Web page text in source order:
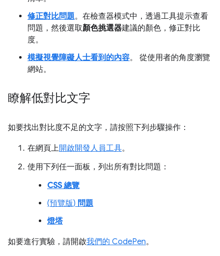
修正對比問題。在檢查器模式中，透過工具提示查看
問題，然後選取顏色挑選器建議的顏色，修正對比
度。
模擬視覺障礙人士看到的內容。 從使用者的角度瀏覽
網站。
瞭解低對比文字
如要找出對比度不足的文字，請按照下列步驟操作：
在網頁上開啟開發人員工具。
使用下列任一面板，列出所有對比問題：
CSS 總覽
(預覽版) 問題
燈塔
如要進行實驗，請開啟我們的 CodePen。